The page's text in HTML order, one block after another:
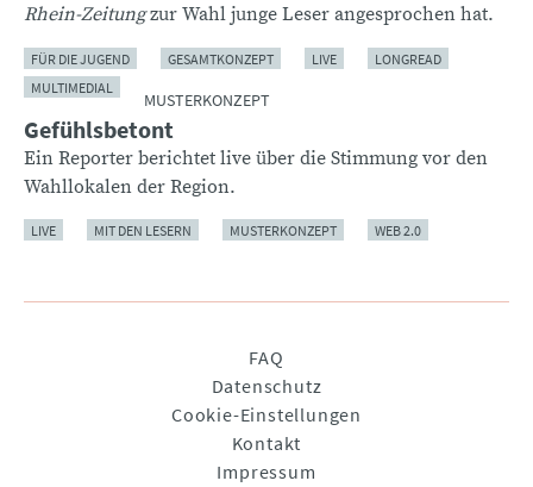
Rhein-Zeitungzur Wahl junge Leser angesprochen hat.
FÜR DIE JUGEND GESAMTKONZEPT LIVE
LONGREAD
MULTIMEDIAL
MUSTERKONZEPT
Gefühlsbetont
Ein Reporter berichtet live über die Stimmung vor den
Wahllokalen der Region.
LIVE MIT DEN LESERN MUSTERKONZEPT WEB 2.0
FAQ
Datenschutz
Cookie-Einstellungen
Kontakt
Impressum